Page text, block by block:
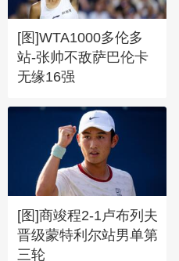
[图]WTA1000多伦多
站-张帅不敌萨巴伦卡
无缘16强
[图]商竣程2-1卢布列夫
晋级蒙特利尔站男单第
三轮